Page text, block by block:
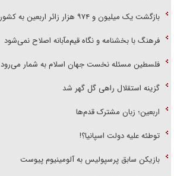
بازگشت یک میلیون و ۹۷۴ هزار زائر اربعین به کشور
فرهنگ با بخشنامه و نگاه قیم‌مآبانه اصلاح نمی‌شود
فلسطین مسئله نخست جهان اسلام به شمار می‌رود
گزینه استقلال راهی گل گهر شد
اربعین؛ زبان مشترک قدم‌ها
توطئه علیه دولت اسپانیا؟!
بازیکن سابق پرسپولیس به آلومینیوم پیوست